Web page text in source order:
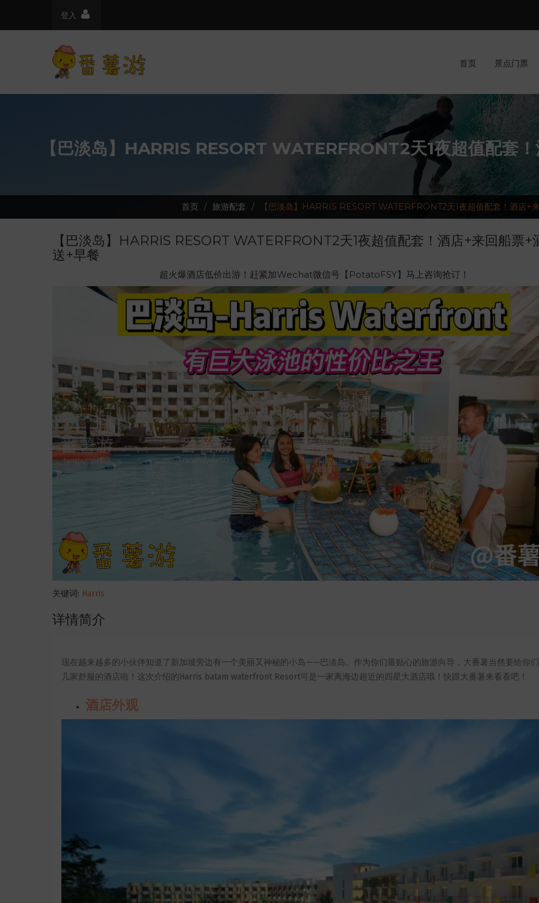
登入
首页 景点门票
【巴淡岛】HARRIS RESORT WATERFRONT2天1夜超值配套
首页 旅游配套 【巴淡岛】HARRIS RESORT WATERFRONT2天1夜超值配套！酒店+
【巴淡岛】HARRIS RESORT WATERFRONT2天1夜超值配套！酒店+来回船票+
送+早餐
超火爆酒店低价出游！赶紧加Wechat微信号【PotatoFSY】马上咨询抢订！
关键词: Harris
详情简介
现在越来越多的小伙伴知道了新加坡旁边有一个美丽又神秘的小岛——巴淡岛。作为你们最贴心的旅游向导，大番薯当然要给你
几家舒服的酒店啦！这次介绍的Harris batam waterfront Resort可是一家离海边超近的四星大酒店哦！快跟大番薯来看看吧！
酒店外观